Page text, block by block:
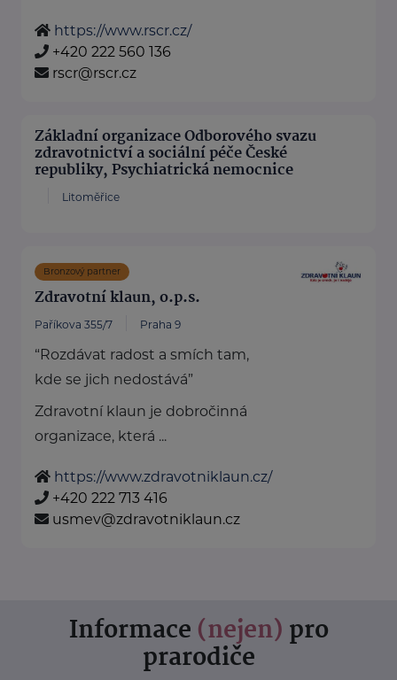
https://www.rscr.cz/
+420 222 560 136
rscr@rscr.cz
Základní organizace Odborového svazu
zdravotnictví a sociální péče České
republiky, Psychiatrická nemocnice
Litoměřice
Bronzový partner
Zdravotní klaun, o.p.s.
Paříkova 355/7 Praha 9
“Rozdávat radost a smích tam,
kde se jich nedostává”
Zdravotní klaun je dobročinná
organizace, která ...
https://www.zdravotniklaun.cz/
+420 222 713 416
usmev@zdravotniklaun.cz
Informace (nejen) pro
prarodiče